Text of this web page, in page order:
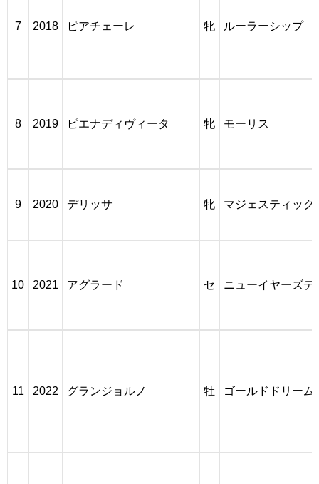
7 2018 ピアチェーレ 牝 ルーラーシップ
8 2019 ピエナディヴィータ 牝 モーリス
9 2020 デリッサ 牝 マジェスティック
10 2021 アグラード セ ニューイヤーズデ
11 2022 グランジョルノ 牡 ゴールドドリーム